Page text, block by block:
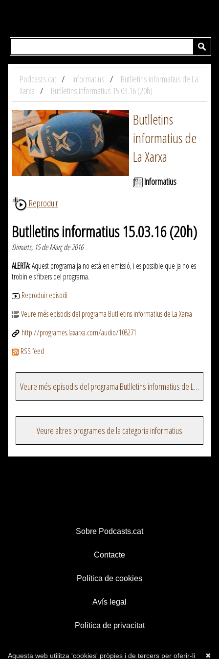
Podcasts.cat Informatius
Butlletins informatius de La
Xarxa
Butlletins informatius 15.03.16 (20h)
Butlletins
informatius de
La Xarxa
Informatius
Reproduir
Butlletins informatius 15.03.16 (20h)
Dimarts, 15 de Març de 2016
ALERTA:Aquest programa ja no està en emissió, i es possible que ja no es
trobin els fitxers del programa.
Reproduir episodi
Veure més episodis del programa Butlletins informatius de La Xarxa
http://programes.laxarxa.com/audio/108271
RSS feed
Veure més episodis del programa Butlletins informatius de La Xarxa
Veure altres programes de la categoria informatius
Sobre Podcasts.cat
Contacte
Política de cookies
Avís legal
Política de privacitat
✖
Aquesta web utilitza 'cookies' pròpies i de tercers per oferir-li